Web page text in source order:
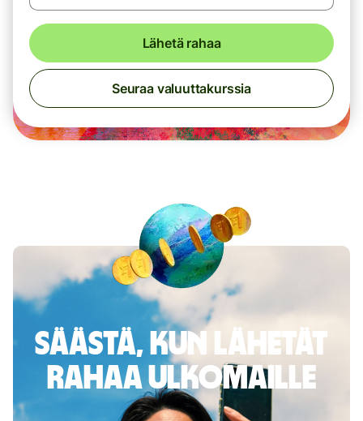
Lähetä rahaa
Seuraa valuuttakurssia
Säästä, kun lähetät
rahaa ulkomaille